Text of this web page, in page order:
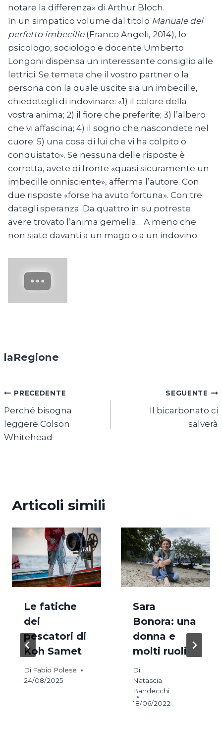
notare la differenza» di Arthur Bloch.
In un simpatico volume dal titolo Manuale del
perfetto imbecille(Franco Angeli, 2014), lo
psicologo, sociologo e docente Umberto
Longoni dispensa un interessante consiglio alle
lettrici. Se temete che il vostro partner o la
persona con la quale uscite sia un imbecille,
chiedetegli di indovinare: «1) il colore della
vostra anima; 2) il fiore che preferite; 3) l’albero
che vi affascina; 4) il sogno che nascondete nel
cuore; 5) una cosa di lui che vi ha colpito o
conquistato». Se nessuna delle risposte è
corretta, avete di fronte «quasi sicuramente un
imbecille onnisciente», afferma l’autore. Con
due risposte «forse ha avuto fortuna». Con tre
dategli speranza. Da quattro in su potreste
avere trovato l’anima gemella… A meno che
non siate davanti a un mago o a un indovino.
laRegione
Navigazione
articoli
PRECEDENTE
Perché bisogna
leggere Colson
Whitehead
SEGUENTE
Il bicarbonato ci
salverà
Articoli simili
Le fatiche
dei
pescatori di
Koh Samet
Di Fabio Polese
24/08/2025
Sara
Bonora: una
donna e
molti ruoli
Di
Natascia
Bandecchi
18/06/2022